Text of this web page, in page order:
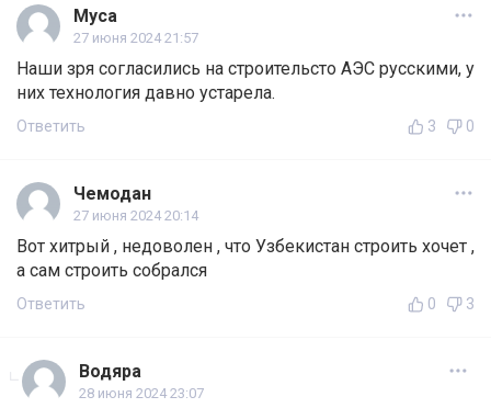
Муса
27 июня 2024 21:57
Наши зря согласились на строительсто АЭС русскими, у
них технология давно устарела.
Ответить 3 0
Чемодан
27 июня 2024 20:14
Вот хитрый , недоволен , что Узбекистан строить хочет ,
а сам строить собрался
Ответить 0 3
Водяра
28 июня 2024 23:07